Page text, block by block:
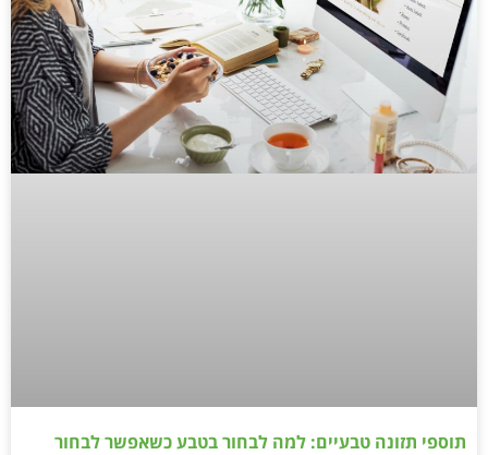
תוספי תזונה טבעיים: למה לבחור בטבע כשאפשר לבחור